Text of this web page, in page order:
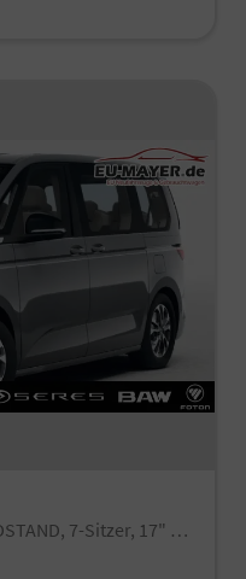
LIFE 2.0 TSI 204PS DSG KURZER RADSTAND, 7-Sitzer, 17" ALU, Climatic, Parksensoren vorn/hinten, Rückfahrkamera, M-Lederlenkrad, App-Connect, Digital Cockpit Pro, Schiebetüre li/re